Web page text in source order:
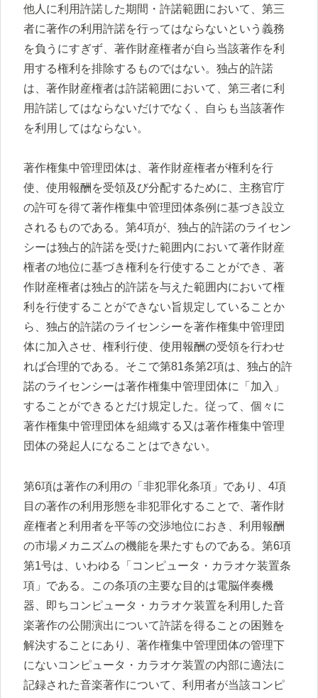
他人に利用許諾した期間・許諾範囲において、第三
者に著作の利用許諾を行ってはならないという義務
を負うにすぎず、著作財産権者が自ら当該著作を利
用する権利を排除するものではない。独占的許諾
は、著作財産権者は許諾範囲において、第三者に利
用許諾してはならないだけでなく、自らも当該著作
を利用してはならない。
著作権集中管理団体は、著作財産権者が権利を行
使、使用報酬を受領及び分配するために、主務官庁
の許可を得て著作権集中管理団体条例に基づき設立
されるものである。第4項が、独占的許諾のライセン
シーは独占的許諾を受けた範囲内において著作財産
権者の地位に基づき権利を行使することができ、著
作財産権者は独占的許諾を与えた範囲内において権
利を行使することができない旨規定していることか
ら、独占的許諾のライセンシーを著作権集中管理団
体に加入させ、権利行使、使用報酬の受領を行わせ
れば合理的である。そこで第81条第2項は、独占的許
諾のライセンシーは著作権集中管理団体に「加入」
することができるとだけ規定した。従って、個々に
著作権集中管理団体を組織する又は著作権集中管理
団体の発起人になることはできない。
第6項は著作の利用の「非犯罪化条項」であり、4項
目の著作の利用形態を非犯罪化することで、著作財
産権者と利用者を平等の交渉地位におき、利用報酬
の市場メカニズムの機能を果たすものである。第6項
第1号は、いわゆる「コンピュータ・カラオケ装置条
項」である。この条項の主要な目的は電脳伴奏機
器、即ちコンピュータ・カラオケ装置を利用した音
楽著作の公開演出について許諾を得ることの困難を
解決することにあり、著作権集中管理団体の管理下
にないコンピュータ・カラオケ装置の内部に適法に
記録された音楽著作について、利用者が当該コンピ